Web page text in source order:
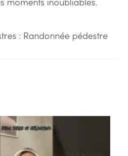
: Randonnée pédestre